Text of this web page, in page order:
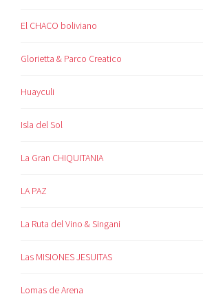
El CHACO boliviano
Glorietta & Parco Creatico
Huayculi
Isla del Sol
La Gran CHIQUITANIA
LA PAZ
La Ruta del Vino & Singani
Las MISIONES JESUITAS
Lomas de Arena